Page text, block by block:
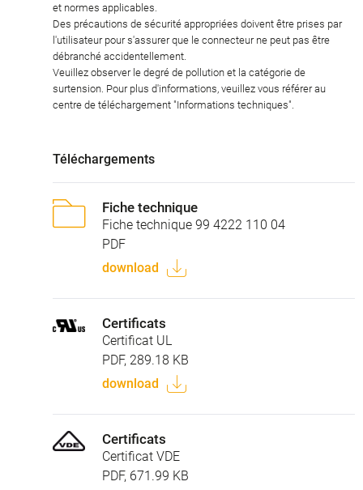
et normes applicables.
Des précautions de sécurité appropriées doivent être prises par
l'utilisateur pour s'assurer que le connecteur ne peut pas être
débranché accidentellement.
Veuillez observer le degré de pollution et la catégorie de
surtension. Pour plus d'informations, veuillez vous référer au
centre de téléchargement "Informations techniques".
Téléchargements
Fiche technique
Fiche technique 99 4222 110 04
PDF
download
Certificats
Certificat UL
PDF, 289.18 KB
download
Certificats
Certificat VDE
PDF, 671.99 KB